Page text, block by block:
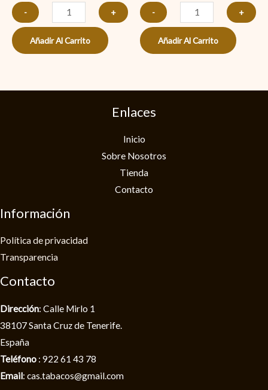
-
+
Añadir Al Carrito
-
+
Añadir Al Carrito
Enlaces
Inicio
Sobre Nosotros
Tienda
Contacto
Información
Política de privacidad​
Transparencia
Contacto
Dirección: Calle Mirlo 1
38107 Santa Cruz de Tenerife.
España
Teléfono : 922 61 43 78
Email: cas.tabacos@gmail.com